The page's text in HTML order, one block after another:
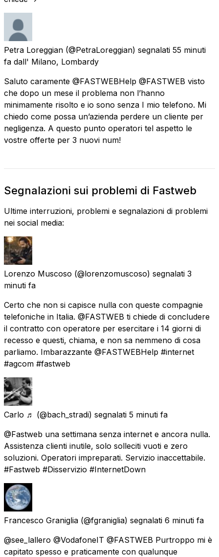
Petra Loreggian (@PetraLoreggian) segnalati 55 minuti
fa dall' Milano, Lombardy
Saluto caramente @FASTWEBHelp @FASTWEB visto
che dopo un mese il problema non l’hanno
minimamente risolto e io sono senza I mio telefono. Mi
chiedo come possa un’azienda perdere un cliente per
negligenza. A questo punto operatori tel aspetto le
vostre offerte per 3 nuovi num!
Segnalazioni sui problemi di Fastweb
Ultime interruzioni, problemi e segnalazioni di problemi
nei social media:
Lorenzo Muscoso (@lorenzomuscoso) segnalati 3
minuti fa
Certo che non si capisce nulla con queste compagnie
telefoniche in Italia. @FASTWEB ti chiede di concludere
il contratto con operatore per esercitare i 14 giorni di
recesso e questi, chiama, e non sa nemmeno di cosa
parliamo. Imbarazzante @FASTWEBHelp #internet
#agcom #fastweb
Carlo ♬ (@bach_stradi) segnalati 5 minuti fa
@Fastweb una settimana senza internet e ancora nulla.
Assistenza clienti inutile, solo solleciti vuoti e zero
soluzioni. Operatori impreparati. Servizio inaccettabile.
#Fastweb #Disservizio #InternetDown
Francesco Graniglia (@fgraniglia) segnalati 6 minuti fa
@see_lallero @VodafoneIT @FASTWEB Purtroppo mi è
capitato spesso e praticamente con qualunque